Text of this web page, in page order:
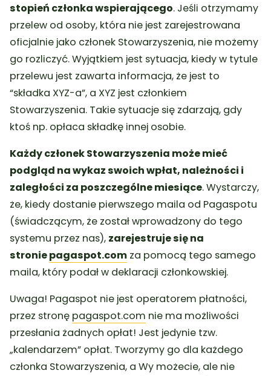
stopień członka wspierającego. Jeśli otrzymamy
przelew od osoby, która nie jest zarejestrowana
oficjalnie jako członek Stowarzyszenia, nie możemy
go rozliczyć. Wyjątkiem jest sytuacja, kiedy w tytule
przelewu jest zawarta informacja, że jest to
“składka XYZ-a”, a XYZ jest członkiem
Stowarzyszenia. Takie sytuacje się zdarzają, gdy
ktoś np. opłaca składkę innej osobie.
Każdy członek Stowarzyszenia może mieć
podgląd na wykaz swoich wpłat, należności i
zaległości za poszczególne miesiące. Wystarczy,
że, kiedy dostanie pierwszego maila od Pagaspotu
(świadczącym, że został wprowadzony do tego
systemu przez nas), zarejestruje się na
stroniepagaspot.com za pomocą tego samego
maila, który podał w deklaracji członkowskiej.
Uwaga! Pagaspot nie jest operatorem płatności,
przez stronę pagaspot.com nie ma możliwości
przesłania żadnych opłat! Jest jedynie tzw.
„kalendarzem” opłat. Tworzymy go dla każdego
członka Stowarzyszenia, a Wy możecie, ale nie